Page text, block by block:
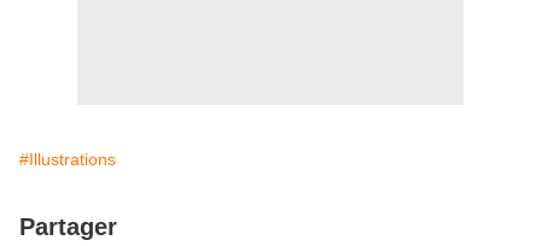
#Illustrations
Partager